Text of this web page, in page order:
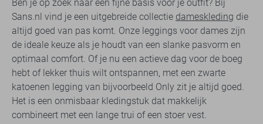
Ben je op zoek naar een fijne basis voor je outfit? Bij
Sans.nl vind je een uitgebreide collectie dameskleding die
altijd goed van pas komt. Onze leggings voor dames zijn
de ideale keuze als je houdt van een slanke pasvorm en
optimaal comfort. Of je nu een actieve dag voor de boeg
hebt of lekker thuis wilt ontspannen, met een zwarte
katoenen legging van bijvoorbeeld Only zit je altijd goed.
Het is een onmisbaar kledingstuk dat makkelijk
combineert met een lange trui of een stoer vest.